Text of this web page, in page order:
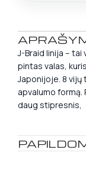
J-Braid linija –
pintas valas,
Japonijoje. 8 vijų
apvalumo
daug stipresnis,